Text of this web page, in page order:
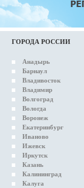
ГОРОДА РОССИИ
Анадырь
Барнаул
Владивосток
Владимир
Волгоград
Вологда
Воронеж
Екатеринбург
Иваново
Ижевск
Иркутск
Казань
Калининград
Калуга